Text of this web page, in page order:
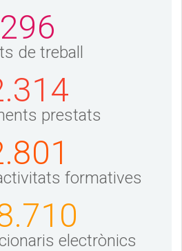
296
de treball
prestats
formatives
electrònics